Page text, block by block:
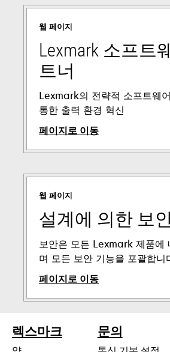
웹 페이지
Lexmark 소프트
트너
Lexmark의 전략적 소프트웨
통한 출력 환경 혁신
페이지로 이동
웹 페이지
설계에 의한 보
보안은 모든 Lexmark 제품에
며 모든 보안 기능을 포괄합니
페이지로 이동
렉스마크 문의